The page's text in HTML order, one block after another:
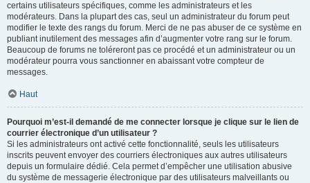
certains utilisateurs spécifiques, comme les administrateurs et les
modérateurs. Dans la plupart des cas, seul un administrateur du forum peut
modifier le texte des rangs du forum. Merci de ne pas abuser de ce système en
publiant inutilement des messages afin d’augmenter votre rang sur le forum.
Beaucoup de forums ne toléreront pas ce procédé et un administrateur ou un
modérateur pourra vous sanctionner en abaissant votre compteur de
messages.
Haut
Pourquoi m’est-il demandé de me connecter lorsque je clique sur le lien de
courrier électronique d’un utilisateur ?
Si les administrateurs ont activé cette fonctionnalité, seuls les utilisateurs
inscrits peuvent envoyer des courriers électroniques aux autres utilisateurs
depuis un formulaire dédié. Cela permet d’empêcher une utilisation abusive
du système de messagerie électronique par des utilisateurs malveillants ou